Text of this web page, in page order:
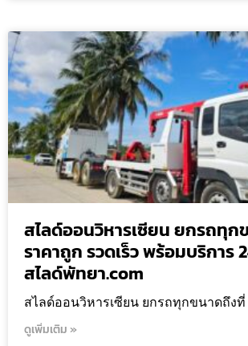
สไลด์ออนวิหารเซียน ยกรถทุก
ราคาถูก รวดเร็ว พร้อมบริการ
สไลด์พัทยา.com
สไลด์ออนวิหารเซียน ยกรถทุกขนาดถึง
ดูเพิ่มเติม »